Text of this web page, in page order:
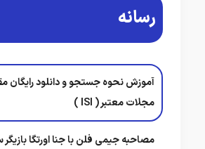
رسانه
آموزش نحوه جستجو و دانلود رایگان
مجلات معتبر ( ISI )
مصاحبه جیمی فلن با جنا اورتگا بازیگر